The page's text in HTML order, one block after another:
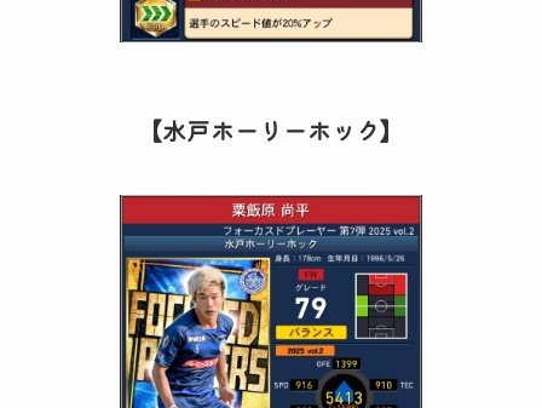
【水戸ホーリーホック】